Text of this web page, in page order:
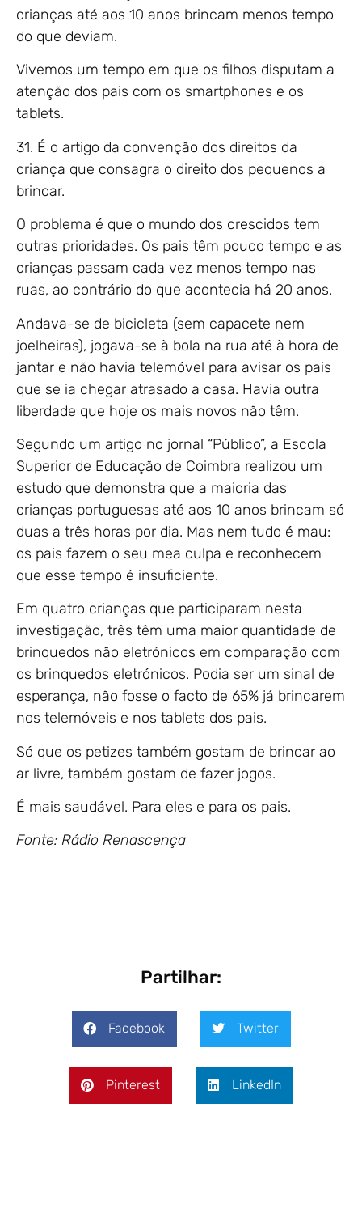
crianças até aos 10 anos brincam menos tempo
do que deviam.
Vivemos um tempo em que os filhos disputam a
atenção dos pais com os smartphones e os
tablets.
31. É o artigo da convenção dos direitos da
criança que consagra o direito dos pequenos a
brincar.
O problema é que o mundo dos crescidos tem
outras prioridades. Os pais têm pouco tempo e as
crianças passam cada vez menos tempo nas
ruas, ao contrário do que acontecia há 20 anos.
Andava-se de bicicleta (sem capacete nem
joelheiras), jogava-se à bola na rua até à hora de
jantar e não havia telemóvel para avisar os pais
que se ia chegar atrasado a casa. Havia outra
liberdade que hoje os mais novos não têm.
Segundo um artigo no jornal “Público”, a Escola
Superior de Educação de Coimbra realizou um
estudo que demonstra que a maioria das
crianças portuguesas até aos 10 anos brincam só
duas a três horas por dia. Mas nem tudo é mau:
os pais fazem o seu mea culpa e reconhecem
que esse tempo é insuficiente.
Em quatro crianças que participaram nesta
investigação, três têm uma maior quantidade de
brinquedos não eletrónicos em comparação com
os brinquedos eletrónicos. Podia ser um sinal de
esperança, não fosse o facto de 65% já brincarem
nos telemóveis e nos tablets dos pais.
Só que os petizes também gostam de brincar ao
ar livre, também gostam de fazer jogos.
É mais saudável. Para eles e para os pais.
Fonte: Rádio Renascença
Partilhar:
Facebook Twitter
Pinterest LinkedIn